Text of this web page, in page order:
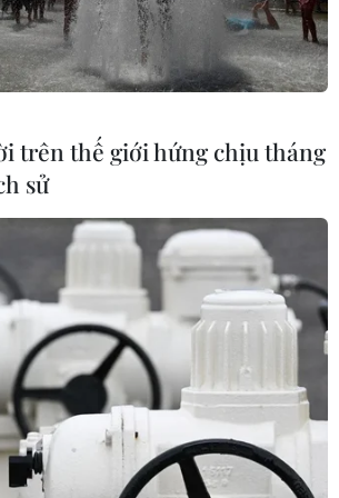
trên một chuyến xe sơ tán đến Nga ngày
18/2. (Ảnh: AP)
cho biết chính quyền tỉnh Rostov
giáp ranh với vùng Donbass ở
vừa ban bố áp dụng quy
trên thế giới hứng chịu tháng
sử